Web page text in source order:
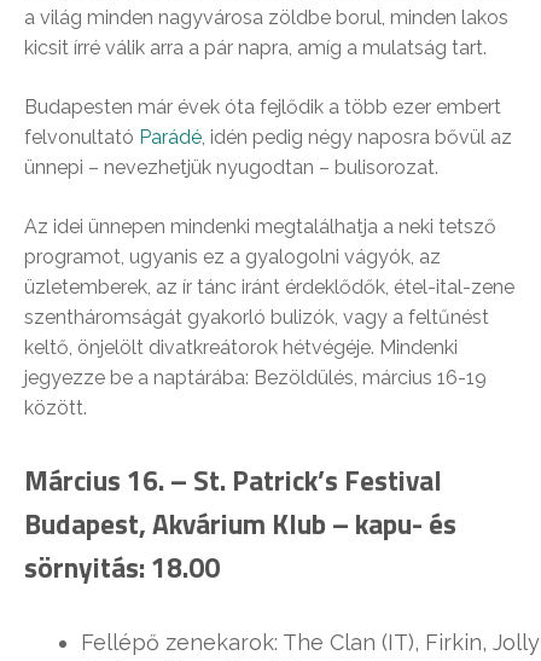
a világ minden nagyvárosa zöldbe borul, minden lakos
kicsit írré válik arra a pár napra, amíg a mulatság tart.
Budapesten már évek óta fejlődik a több ezer embert
felvonultató Parádé, idén pedig négy naposra bővül az
ünnepi – nevezhetjük nyugodtan – bulisorozat.
Az idei ünnepen mindenki megtalálhatja a neki tetsző
programot, ugyanis ez a gyalogolni vágyók, az
üzletemberek, az ír tánc iránt érdeklődők, étel-ital-zene
szentháromságát gyakorló bulizók, vagy a feltűnést
keltő, önjelölt divatkreátorok hétvégéje. Mindenki
jegyezze be a naptárába: Bezöldülés, március 16-19
között.
Március 16. – St. Patrick’s Festival
Budapest, Akvárium Klub – kapu- és
sörnyitás: 18.00
Fellépő zenekarok: The Clan (IT), Firkin, Jolly